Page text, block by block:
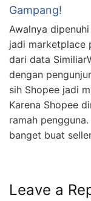
Gampang!
Awalnya
jadi marketplace
dari data
dengan
sih Shopee jadi
Karena Shopee
ramah
banget buat
Leave a